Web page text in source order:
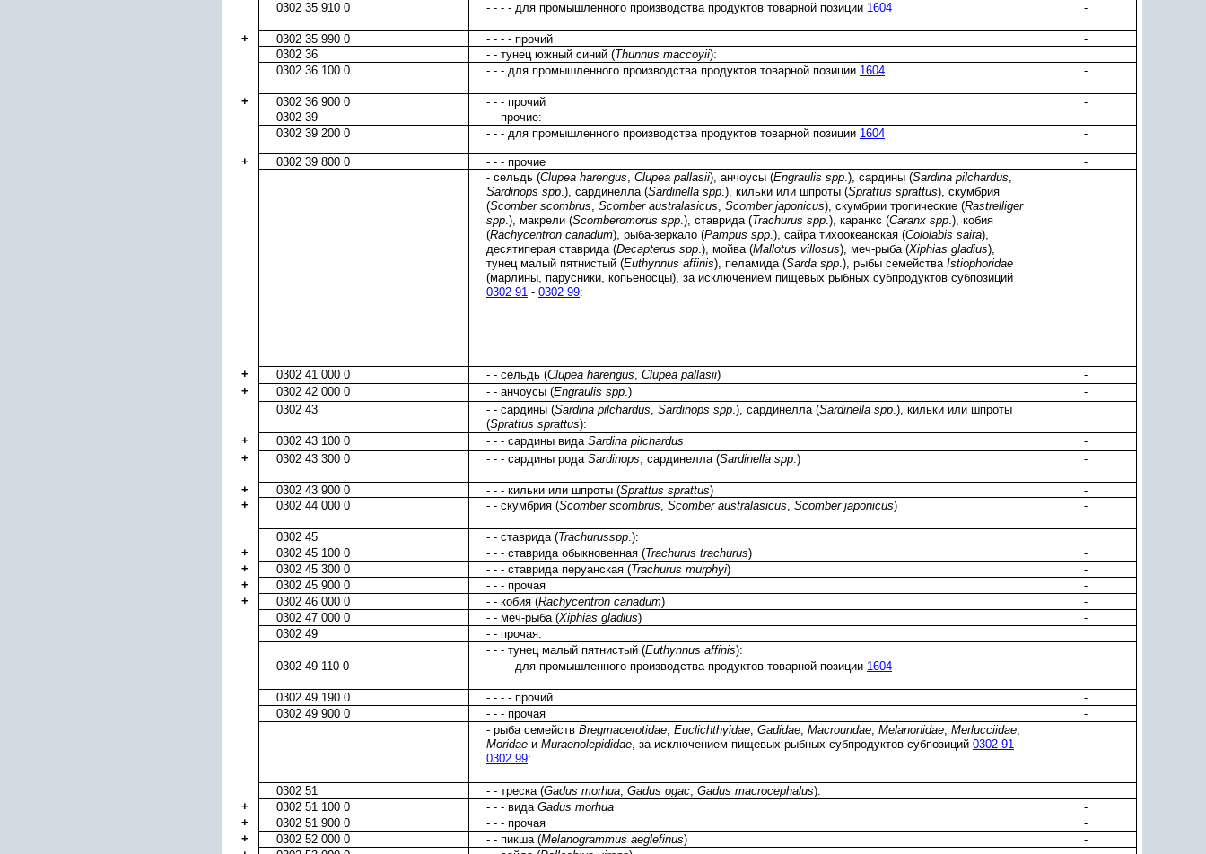
0302 35 910 0
- - - - для промышленного производства продуктов товарной позиции 1604 -
+ 0302 35 990 0 - - - - прочий
-
0302 36
- - тунец южный синий (Thunnus maccoyii):
0302 36 100 0
- - - для промышленного производства продуктов товарной позиции 1604 -
+ 0302 36 900 0 - - - прочий
-
0302 39
- - прочие:
0302 39 200 0
- - - для промышленного производства продуктов товарной позиции 1604 -
+ 0302 39 800 0 - - - прочие
-
- сельдь (Clupea harengus, Clupea pallasii), анчоусы (Engraulis spp.), сардины (Sardina pilchardus,
Sardinops spp.), сардинелла (Sardinella spp.), кильки или шпроты (Sprattus sprattus), скумбрия
(Scomber scombrus, Scomber australasicus, Scomber japonicus), скумбрии тропические (Rastrelliger
spp.), макрели (Scomberomorus spp.), ставрида (Trachurus spp.), каранкс (Caranx spp.), кобия
(Rachycentron canadum), рыба-зеркало (Pampus spp.), сайра тихоокеанская (Cololabis saira),
десятиперая ставрида (Decapterus spp.), мойва (Mallotus villosus), меч-рыба (Xiphias gladius),
тунец малый пятнистый (Euthynnus affinis), пеламида (Sarda spp.), рыбы семейства Istiophoridae
(марлины, парусники, копьеносцы), за исключением пищевых рыбных субпродуктов субпозиций
0302 91 - 0302 99:
+ 0302 41 000 0 - - сельдь (Clupea harengus, Clupea pallasii)
-
+
0302 42 000 0 - - анчоусы (Engraulis spp.)
-
0302 43
- - сардины (Sardina pilchardus, Sardinops spp.), сардинелла (Sardinella spp.), кильки или шпроты
(Sprattus sprattus):
+
0302 43 100 0 - - - сардины вида Sardina pilchardus
-
+
0302 43 300 0 - - - сардины рода Sardinops; сардинелла (Sardinella spp.) -
+ 0302 43 900 0 - - - кильки или шпроты (Sprattus sprattus)
-
+
0302 44 000 0 - - скумбрия (Scomber scombrus, Scomber australasicus, Scomber japonicus) -
0302 45 - - ставрида (Trachurusspp.):
+
0302 45 100 0 - - - ставрида обыкновенная (Trachurus trachurus)
-
+
0302 45 300 0 - - - ставрида перуанская (Trachurus murphyi)
-
+
0302 45 900 0 - - - прочая
-
+
0302 46 000 0 - - кобия (Rachycentron canadum)
-
0302 47 000 0
- - меч-рыба (Xiphias gladius)
-
0302 49
- - прочая:
- - - тунец малый пятнистый (Euthynnus affinis):
0302 49 110 0
- - - - для промышленного производства продуктов товарной позиции 1604 -
0302 49 190 0 - - - - прочий
-
0302 49 900 0
- - - прочая
-
- рыба семейств Bregmacerotidae, Euclichthyidae, Gadidae, Macrouridae, Melanonidae, Merlucciidae,
Moridae и Muraenolepididae, за исключением пищевых рыбных субпродуктов субпозиций 0302 91 -
0302 99:
0302 51 - - треска (Gadus morhua, Gadus ogac, Gadus macrocephalus):
+
0302 51 100 0 - - - вида Gadus morhua
-
+
0302 51 900 0 - - - прочая
-
+
0302 52 000 0 - - пикша (Melanogrammus aeglefinus)
-